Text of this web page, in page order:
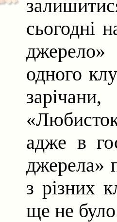
сьогодні
одного
адже в
джерела»
з різних
ще не